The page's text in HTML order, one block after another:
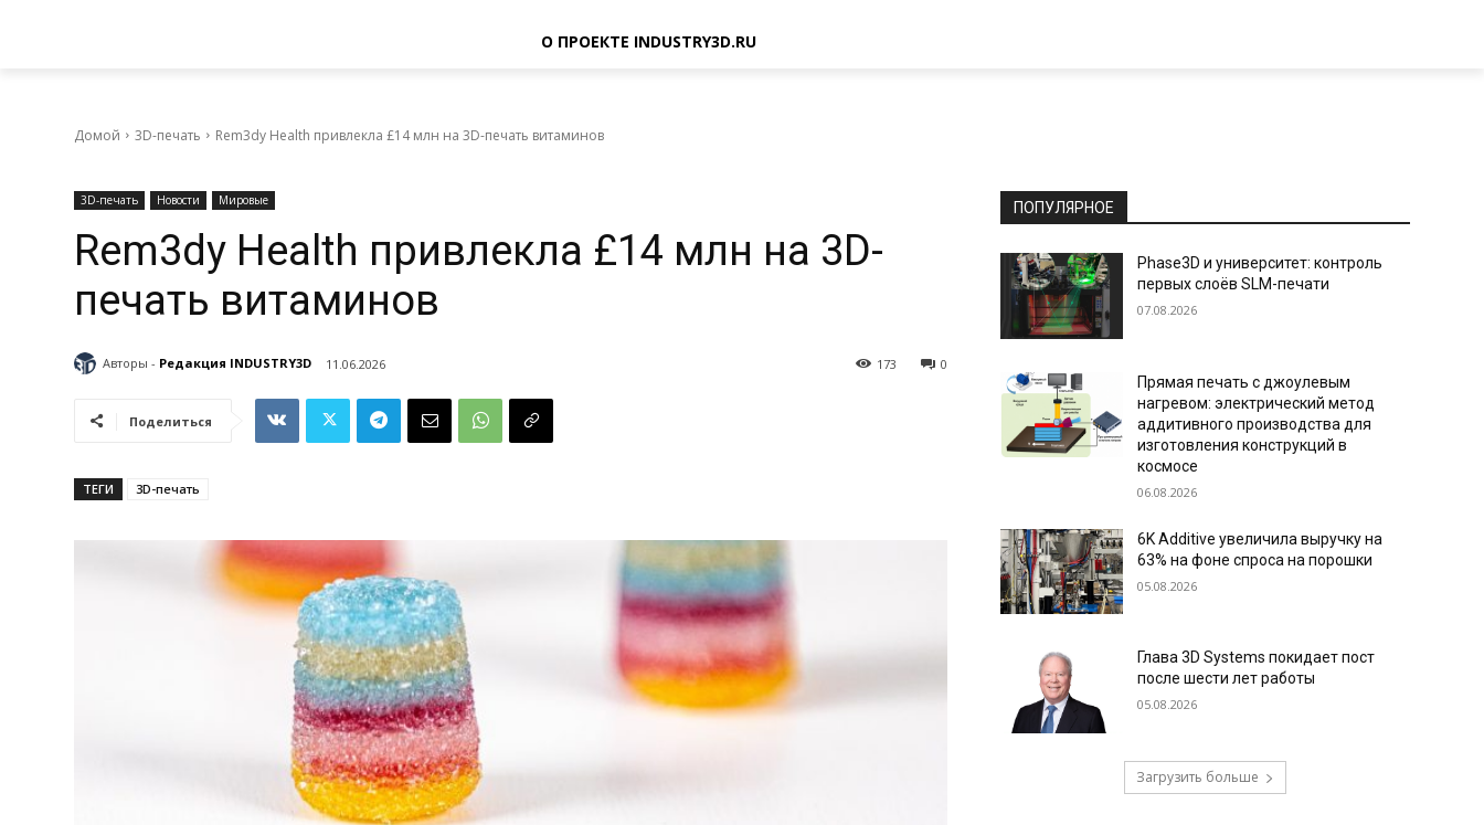
О ПРОЕКТЕ INDUSTRY3D.RU
Домой 3D-печать Rem3dy Health привлекла £14 млн на 3D-печать витаминов
3D-печать Новости Мировые
Rem3dy Health привлекла £14 млн на 3D-
печать витаминов
Авторы - Редакция INDUSTRY3D 11.06.2026 0
173
Поделиться
ТЕГИ 3D-печать
ПОПУЛЯРНОЕ
Phase3D и университет: контроль
первых слоёв SLM-печати
07.08.2026
Прямая печать с джоулевым
нагревом: электрический метод
аддитивного производства для
изготовления конструкций в
космосе
06.08.2026
6K Additive увеличила выручку на
63% на фоне спроса на порошки
05.08.2026
Глава 3D Systems покидает пост
после шести лет работы
05.08.2026
Загрузить больше